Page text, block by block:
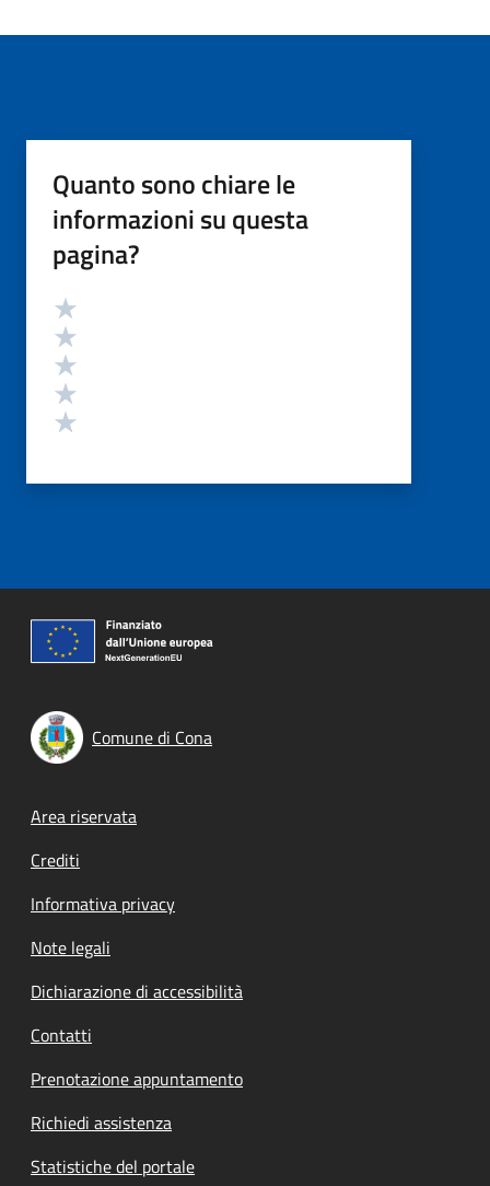
Quanto sono chiare le
informazioni su questa
pagina?
Valutazione
Comune di Cona
Footer menu
Area riservata
Crediti
Informativa privacy
Note legali
Dichiarazione di accessibilità
Contatti
Prenotazione appuntamento
Richiedi assistenza
Statistiche del portale